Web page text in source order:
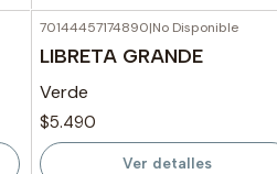
Agotado
70144457174890|No Disponible
LIBRETA GRANDE
Verde
$5.490
Ver detalles